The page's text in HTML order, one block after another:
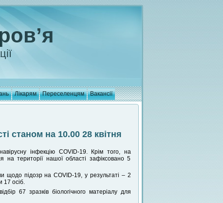
Лікарям Переселенцям Вакансії
станом на 10.00 28 квітня
інфекцію COVID-19. Крім того, на
на території нашої області зафіксовано 5
щодо підозр на COVID-19, у результаті – 2
17 осіб.
67 зразків біологічного матеріалу для